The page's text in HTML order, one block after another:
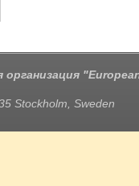
организация
Stockholm, Sweden